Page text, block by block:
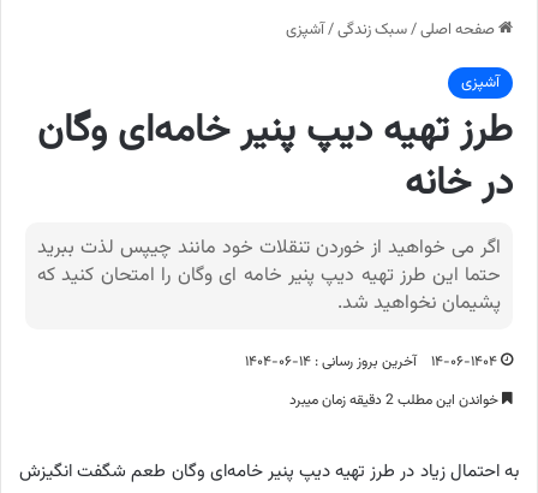
صفحه اصلی/سبک زندگی/آشپزی
آشپزی
طرز تهیه دیپ پنیر خامه‌ای وگان
در خانه
اگر می خواهید از خوردن تنقلات خود مانند چیپس لذت ببرید
حتما این طرز تهیه دیپ پنیر خامه ای وگان را امتحان کنید که
پشیمان نخواهید شد.
۱۴-۰۶-۱۴۰۴
آخرین بروز رسانی : ۱۴-۰۶-۱۴۰۴
خواندن این مطلب 2 دقیقه زمان میبرد
به احتمال زیاد در طرز تهیه دیپ پنیر خامه‌ای وگان طعم شگفت انگیزش